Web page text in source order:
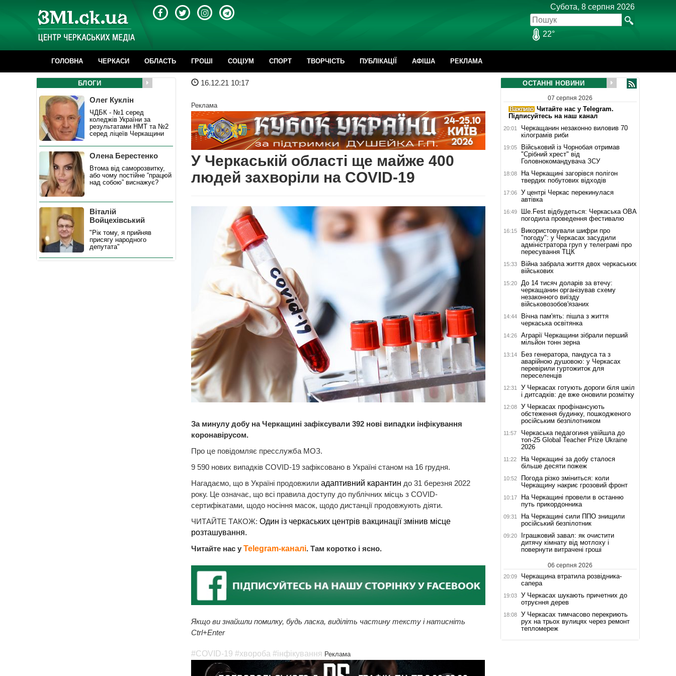
Субота, 8 серпня 2026
22°
ГОЛОВНА ЧЕРКАСИ ОБЛАСТЬ ГРОШІ CОЦІУМ СПОРТ ТВОРЧІСТЬ ПУБЛІКАЦІЇ АФІША РЕКЛАМА
16.12.21 10:17
Реклама
У Черкаській області ще майже 400
людей захворіли на COVID-19
За минулу добу на Черкащині зафіксували 392 нові випадки інфікування
коронавірусом.
Про це повідомляє пресслужба МОЗ.
9 590 нових випадків COVID-19 зафіксовано в Україні станом на 16 грудня.
Нагадаємо, що в Україні продовжили адаптивний карантин до 31 березня 2022
року. Це означає, що всі правила доступу до публічних місць з COVID-
сертифікатами, щодо носіння масок, щодо дистанції продовжують діяти.
ЧИТАЙТЕ ТАКОЖ: Один із черкаських центрів вакцинації змінив місце
розташування.
Читайте нас у Telegram-каналі. Там коротко і ясно.
Якщо ви знайшли помилку, будь ласка, виділіть частину тексту і натисніть
Ctrl+Enter
#COVID-19 #хвороба #інфікування Реклама
БЛОГИ
Олег Куклін
ЧДБК - №1 серед
коледжів України за
результатами НМТ та №2
серед ліцеїв Черкащини
Олена Берестенко
Втома від саморозвитку,
або чому постійне “працюй
над собою” виснажує?
Віталій
Войцехівський
"Рік тому, я прийняв
присягу народного
депутата"
ОСТАННІ НОВИНИ
07 серпня 2026
Читайте нас у Telegram.
Підписуйтесь на наш канал
20:01
Черкащанин незаконно виловив 70
кілограмів риби
19:05
Військовий із Чорнобая отримав
"Срібний хрест" від
Головнокомандувача ЗСУ
18:08
На Черкащині загорівся полігон
твердих побутових відходів
17:06
У центрі Черкас перекинулася
автівка
16:49
Ше.Fest відбудеться: Черкаська ОВА
погодила проведення фестивалю
16:15
Використовували шифри про
"погоду": у Черкасах засудили
адміністратора груп у телеграмі про
пересування ТЦК
15:33
Війна забрала життя двох черкаських
військових
15:20
До 14 тисяч доларів за втечу:
черкащанин організував схему
незаконного виїзду
військовозобов'язаних
14:44
Вічна пам'ять: пішла з життя
черкаська освітянка
14:26
Аграрії Черкащини зібрали перший
мільйон тонн зерна
13:14
Без генератора, пандуса та з
аварійною душовою: у Черкасах
перевірили гуртожиток для
переселенців
12:31
У Черкасах готують дороги біля шкіл
і дитсадків: де вже оновили розмітку
12:08
У Черкасах профінансують
обстеження будинку, пошкодженого
російським безпілотником
11:57
Черкаська педагогиня увійшла до
топ-25 Global Teacher Prize Ukraine
2026
11:22
На Черкащині за добу сталося
більше десяти пожеж
10:52
Погода різко зміниться: коли
Черкащину накриє грозовий фронт
10:17
На Черкащині провели в останню
путь прикордонника
09:31
На Черкащині сили ППО знищили
російський безпілотник
09:20
Іграшковий завал: як очистити
дитячу кімнату від мотлоху і
повернути витрачені гроші
06 серпня 2026
20:09
Черкащина втратила розвідника-
сапера
19:03
У Черкасах шукають причетних до
отруєння дерев
18:08
У Черкасах тимчасово перекриють
рух на трьох вулицях через ремонт
тепломереж